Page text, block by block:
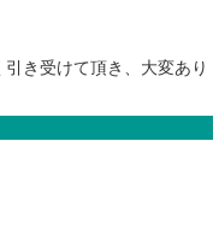
き受けて頂き、大変あり